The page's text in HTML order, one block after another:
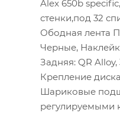
Alex 650b
стенки,под 32
Ободная лента
Черные,
Задняя: QR Alloy,
Крепление
Шариковые
регулируемыми